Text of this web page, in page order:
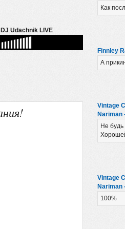
Udachnik LIVE
Как
Finnley
А
Vintage
Nariman
Не будь
Vintage
Nariman
100%